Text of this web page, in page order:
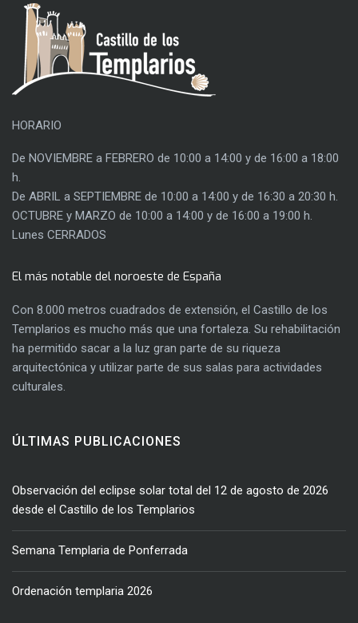
HORARIO
De NOVIEMBRE a FEBRERO de 10:00 a 14:00 y de 16:00 a 18:00
h.
De ABRIL a SEPTIEMBRE de 10:00 a 14:00 y de 16:30 a 20:30 h.
OCTUBRE y MARZO de 10:00 a 14:00 y de 16:00 a 19:00 h.
Lunes CERRADOS
El más notable del noroeste de España
Con 8.000 metros cuadrados de extensión, el Castillo de los
Templarios es mucho más que una fortaleza. Su rehabilitación
ha permitido sacar a la luz gran parte de su riqueza
arquitectónica y utilizar parte de sus salas para actividades
culturales.
ÚLTIMAS PUBLICACIONES
Observación del eclipse solar total del 12 de agosto de 2026
desde el Castillo de los Templarios
Semana Templaria de Ponferrada
Ordenación templaria 2026